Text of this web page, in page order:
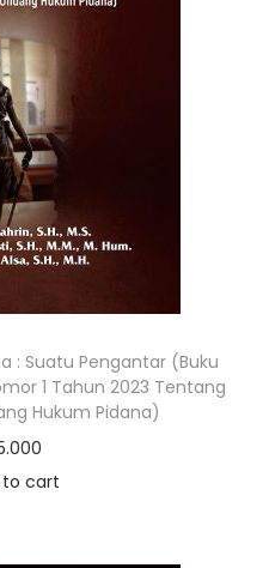
: Suatu Pengantar (Buku
1 Tahun 2023 Tentang
Hukum Pidana)
to cart